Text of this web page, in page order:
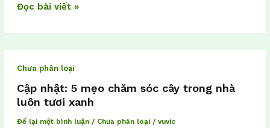
Đọc bài viết »
Chưa phân loại
Cập nhật: 5 mẹo chăm sóc cây trong nhà
luôn tươi xanh
Để lại một bình luận / Chưa phân loại/ vuvic
nhật:
5
mẹo